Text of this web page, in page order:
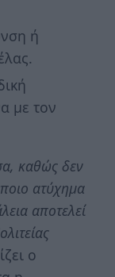
ή
με τον
καθώς δεν
ατύχημα
αποτελεί
ο